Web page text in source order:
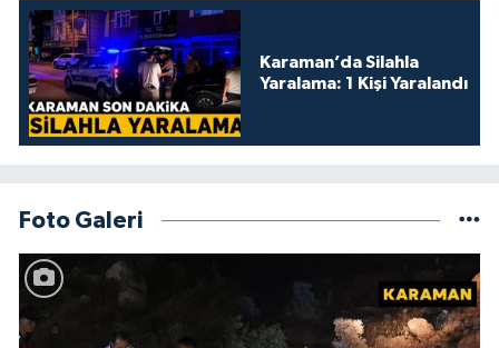
Karaman’da Silahla
Yaralama: 1 Kişi Yaralandı
Foto Galeri